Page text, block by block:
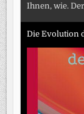
Ihnen, wie.
Die Evolution